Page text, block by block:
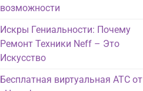
возможности
Искры Гениальности: Почему
Ремонт Техники Neff – Это
Искусство
Бесплатная виртуальная АТС от